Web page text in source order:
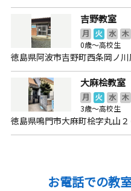
吉野教室
月 火 水 木
0歳～高校生
徳島県阿波市吉野町西条岡ノ川
大麻桧教室
月 火 水 木
3歳～高校生
徳島県鳴門市大麻町桧字丸山２
お電話での教